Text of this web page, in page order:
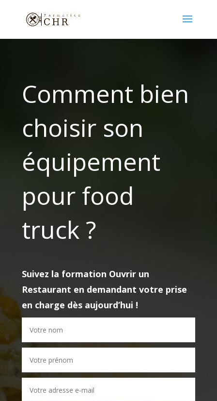
Comment bien
choisir son
équipement
pour food
truck ?
Suivez la formation Ouvrir un
Restaurant en demandant votre prise
en charge dès aujourd’hui !